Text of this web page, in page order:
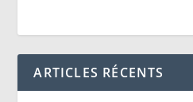
ARTICLES RÉCENTS